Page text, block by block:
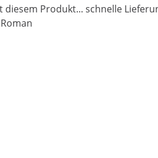
Produkt... schnelle